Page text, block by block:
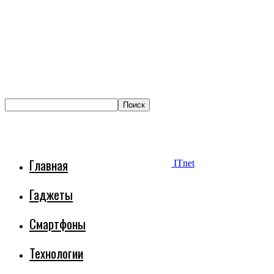
ITnet
Главная
Гаджеты
Смартфоны
Технологии